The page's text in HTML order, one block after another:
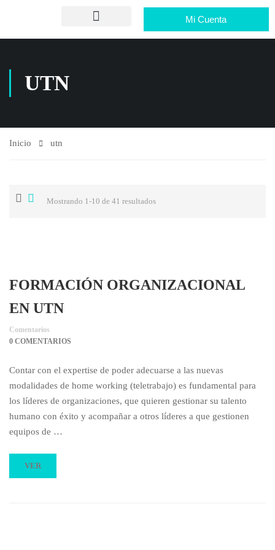
Mi Cuenta
UTN
Inicio utn
Mostrando 1-10 de 41 resultados
FORMACIÓN ORGANIZACIONAL
EN UTN
Comentarios
0 COMENTARIOS
Contar con el expertise de poder adecuarse a las nuevas
modalidades de home working (teletrabajo) es fundamental para
los líderes de organizaciones, que quieren gestionar su talento
humano con éxito y acompañar a otros líderes a que gestionen
equipos de …
VER